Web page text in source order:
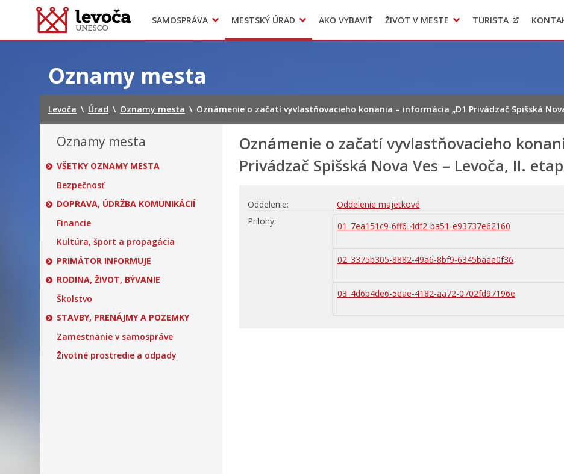
SAMOSPRÁVA
Dokumenty mesta
Transparentné mesto
MESTSKÝ ÚRAD
Projekty
Voľba hlavného kontrolóra mesta Levoča
AKO VYBAVIŤ ŽIVOT V MESTE
Doprava
LIMKA
TURISTA
Oznamy mesta
Levoča \ Úrad \ Oznamy mesta \ Oznámenie o začatí vyvlastňovacieho konania – informácia „D1 Privádzač Spišská
Oznamy mesta
VŠETKY OZNAMY MESTA
Bezpečnosť
DOPRAVA, ÚDRŽBA KOMUNIKÁCIÍ
Financie
Kultúra, šport a propagácia
PRIMÁTOR INFORMUJE
RODINA, ŽIVOT, BÝVANIE
Školstvo
STAVBY, PRENÁJMY A POZEMKY
Zamestnanie v samospráve
Životné prostredie a odpady
Oznámenie o začatí vyvlastňovacieho
Privádzač Spišská Nova Ves – Levoča, II.
Oddelenie
Oddelenie majetkové
Prílohy
01_7ea151c9-6ff6-4df2-ba51-e93737e62160
02_3375b305-8882-49a6-8bf9-6345baae0f36
03_4d6b4de6-5eae-4182-aa72-0702fd97196e